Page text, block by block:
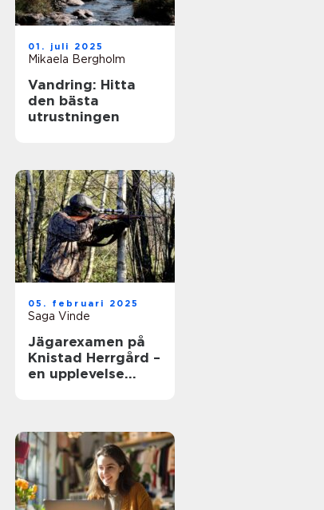
01. juli 2025
Mikaela Bergholm
Vandring: Hitta
den bästa
utrustningen
05. februari 2025
Saga Vinde
Jägarexamen på
Knistad Herrgård –
en upplevelse